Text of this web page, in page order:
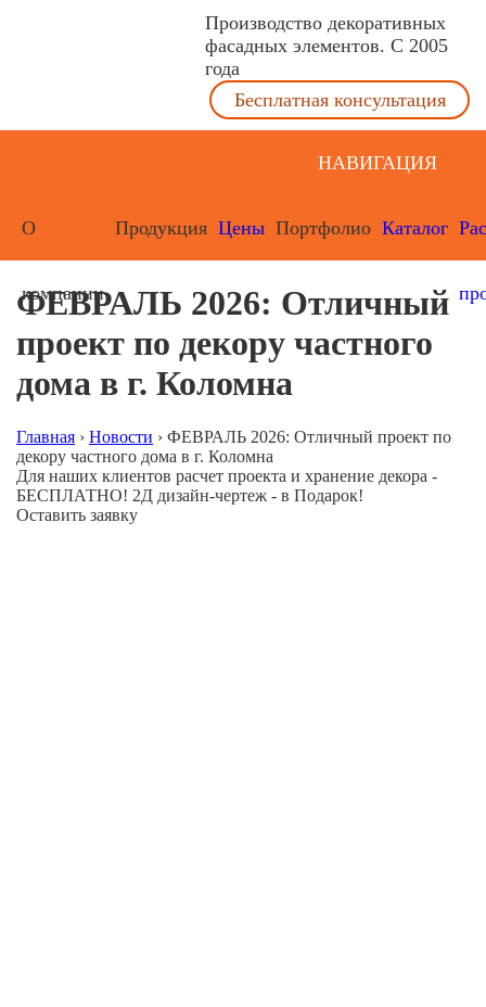
Производство декоративных
фасадных элементов. С 2005
года
Бесплатная консультация
НАВИГАЦИЯ
О
компании
Продукция Цены Портфолио Каталог
ФЕВРАЛЬ 2026: Отличный
проект по декору частного
дома в г. Коломна
Главная › Новости › ФЕВРАЛЬ 2026: Отличный проект по
декору частного дома в г. Коломна
Для наших клиентов расчет проекта и хранение декора -
БЕСПЛАТНО! 2Д дизайн-чертеж - в Подарок!
Оставить заявку